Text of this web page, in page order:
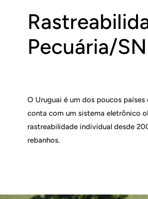
Pecuária/
O Uruguai é um dos poucos países
conta com um sistema eletrônico
rastreabilidade individual desde
rebanhos.